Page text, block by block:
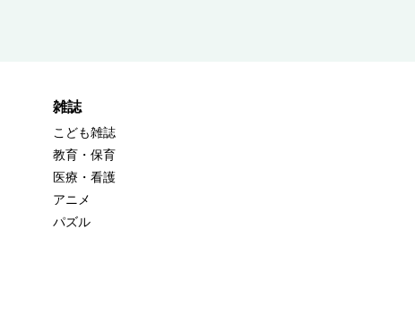
雑誌
こども雑誌
教育・保育
医療・看護
アニメ
パズル